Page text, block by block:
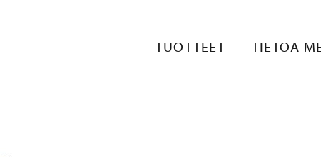
TUOTTEET TIETOA